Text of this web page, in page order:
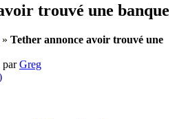
trouvé une banque
» Tether annonce avoir trouvé une
parGreg